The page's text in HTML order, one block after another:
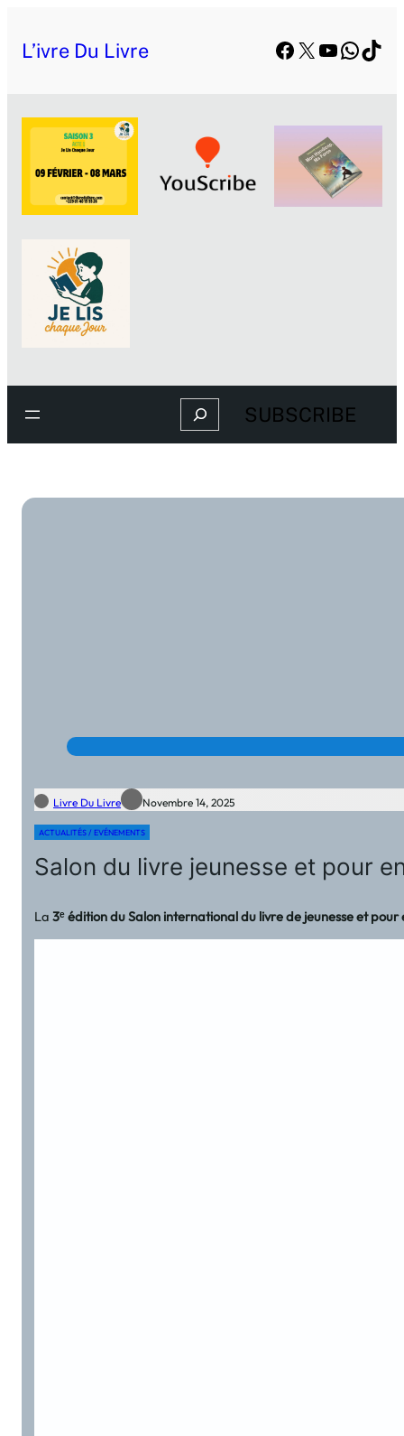
L’ivre Du Livre Facebook
X YouTube
Search SUBSCRIBE
Livre Du Livre Novembre 14, 2025
ACTUALITÉS / EVÉNEMENTS
Salon du livre jeunesse et pour
La3ᵉ édition du Salon international du livre de jeunesse et